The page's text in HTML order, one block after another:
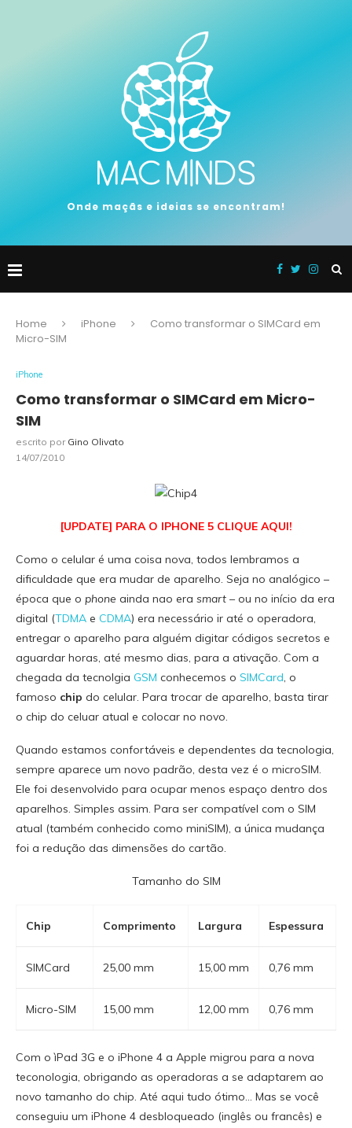
Onde maçãs e ideias se encontram!
Home iPhone
Como transformar o SIMCard em
Micro-SIM
iPhone
Como transformar o SIMCard em Micro-
SIM
escrito por Gino Olivato
14/07/2010
[UPDATE] PARA O IPHONE 5 CLIQUE AQUI!
Como o celular é uma coisa nova, todos lembramos a
dificuldade que era mudar de aparelho. Seja no analógico –
época que o phone ainda nao era smart – ou no início da era
digital (TDMA e CDMA) era necessário ir até o operadora,
entregar o aparelho para alguém digitar códigos secretos e
aguardar horas, até mesmo dias, para a ativação. Com a
chegada da tecnolgia GSM conhecemos o SIMCard, o
famoso chip do celular. Para trocar de aparelho, basta tirar
o chip do celuar atual e colocar no novo.
Quando estamos confortáveis e dependentes da tecnologia,
sempre aparece um novo padrão, desta vez é o microSIM.
Ele foi desenvolvido para ocupar menos espaço dentro dos
aparelhos. Simples assim. Para ser compatível com o SIM
atual (também conhecido como miniSIM), a única mudança
foi a redução das dimensões do cartão.
Tamanho do SIM
Chip Comprimento Largura Espessura
SIMCard 25,00 mm 15,00 mm 0,76 mm
Micro-SIM 15,00 mm 12,00 mm 0,76 mm
Com o ìPad 3G e o iPhone 4 a Apple migrou para a nova
teconologia, obrigando as operadoras a se adaptarem ao
novo tamanho do chip. Até aqui tudo ótimo… Mas se você
conseguiu um iPhone 4 desbloqueado (inglês ou francês) e